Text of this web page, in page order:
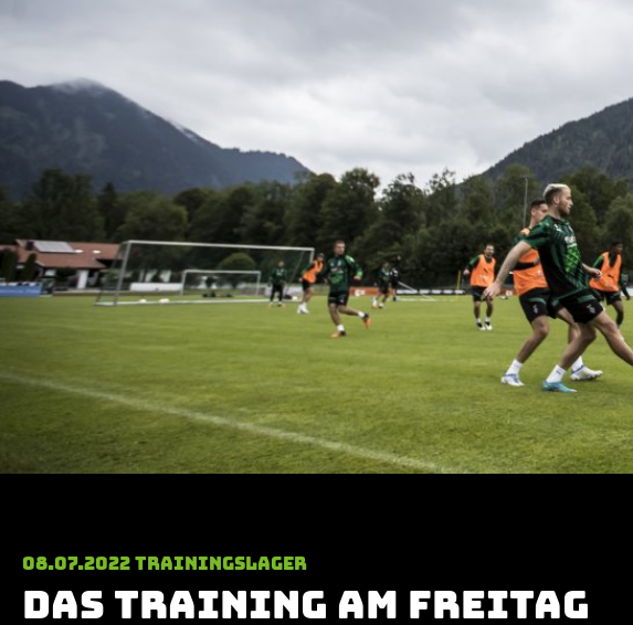
08.07.2022 Trainingslager
Das Training am Freitag